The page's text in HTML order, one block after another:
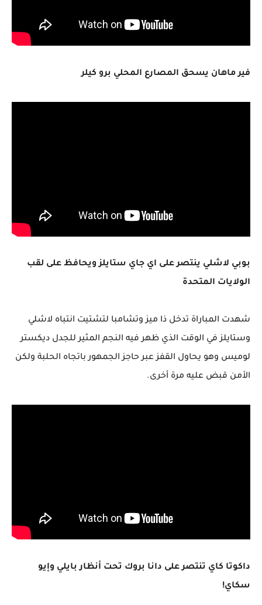
فير ماهان يسحق المصارع المحلي برو كيلر
بوبي لاشلي ينتصر على اي جاي ستايلز ويحافظ على لقب
الولايات المتحدة
شهدت المباراة تدخل ذا ميز وتشامبا لتشتيت انتباه لاشلي
وستايلز في الوقت الذي ظهر فيه النجم المثير للجدل ديكستر
لوميس وهو يحاول القفز عبر حاجز الجمهور باتجاه الحلبة ولكن
الأمن قبض عليه مرة أخرى.
داكوتا كاي تنتصر على دانا بروك تحت أنظار بايلي وإيو
سكاي!